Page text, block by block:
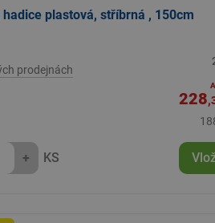
plastová, stříbrná , 150cm
prodejnách
228
+ KS